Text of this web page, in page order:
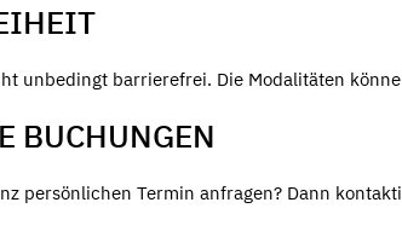
unbedingt barrierefrei. Die Modalitäten
BUCHUNGEN
persönlichen Termin anfragen? Dann